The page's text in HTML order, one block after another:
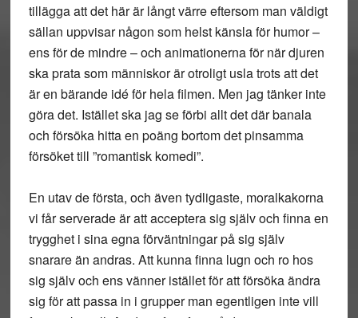
tillägga att det här är långt värre eftersom man väldigt
sällan uppvisar någon som helst känsla för humor –
ens för de mindre – och animationerna för när djuren
ska prata som människor är otroligt usla trots att det
är en bärande idé för hela filmen. Men jag tänker inte
göra det. Istället ska jag se förbi allt det där banala
och försöka hitta en poäng bortom det pinsamma
försöket till ”romantisk komedi”.
En utav de första, och även tydligaste, moralkakorna
vi får serverade är att acceptera sig själv och finna en
trygghet i sina egna förväntningar på sig själv
snarare än andras. Att kunna finna lugn och ro hos
sig själv och ens vänner istället för att försöka ändra
sig för att passa in i grupper man egentligen inte vill